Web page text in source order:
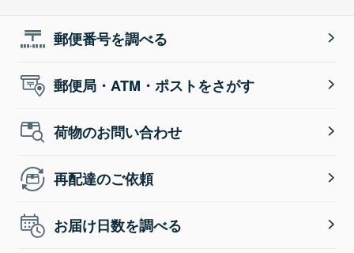
郵便番号を調べる
郵便局・ATM・ポストをさがす
荷物のお問い合わせ
再配達のご依頼
お届け日数を調べる